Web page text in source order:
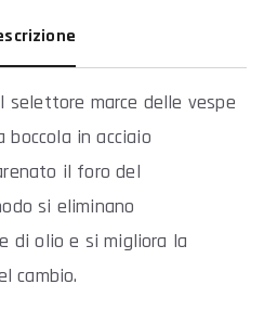
selettore marce delle vespe
boccola in acciaio
il foro del
si eliminano
di olio e si migliora la
cambio.